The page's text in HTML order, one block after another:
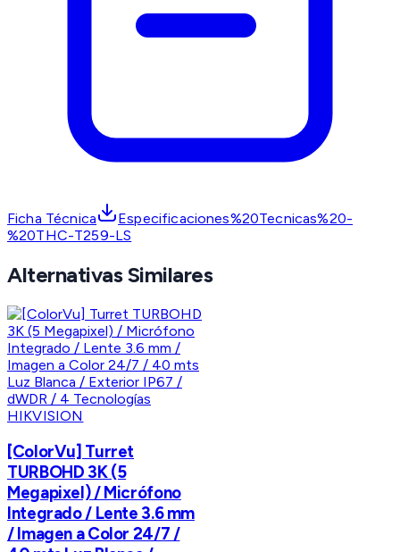
Ficha Técnica
Especificaciones%20Tecnicas%20-
%20THC-T259-LS
Alternativas Similares
HIKVISION
[ColorVu] Turret
TURBOHD 3K (5
Megapixel) / Micrófono
Integrado / Lente 3.6 mm
/ Imagen a Color 24/7 /